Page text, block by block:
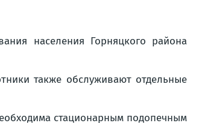
населения Горняцкого района
также обслуживают отдельные
стационарным подопечным